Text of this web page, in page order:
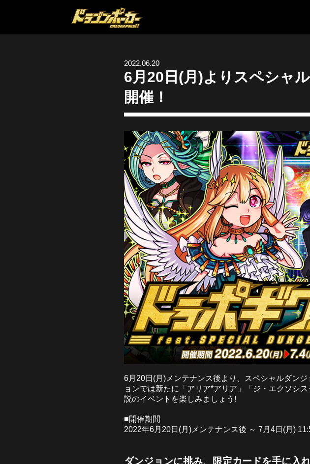
2022.06.20
6月20日(月)よりスペシャ
開催！
6月20日(月)メンテナンス後より、スペシャルダン
ョンでは新たに「アリア*アリア」「ジ・エクソシ
説のイベントを楽しみましょう!
■開催期間
2022年6月20日(月)メンテナンス後 ～ 7月4日(月)
ダンジョンに挑み、限定カードを手に入